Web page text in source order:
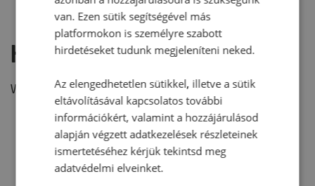
Hozzászólás írása
Vélemény írásához, kérjük,jelentkezz be!
RECEPTAJÁNLÓ
van. Ezen sütik segítségével más
platformokon is személyre szabott
hirdetéseket tudunk megjeleníteni neked.
Az elengedhetetlen sütikkel, illetve a sütik
eltávolításával kapcsolatos további
információkért, valamint a hozzájárulásod
alapján végzett adatkezelések részleteinek
ismertetéséhez kérjük tekintsd meg
adatvédelmi elveinket.